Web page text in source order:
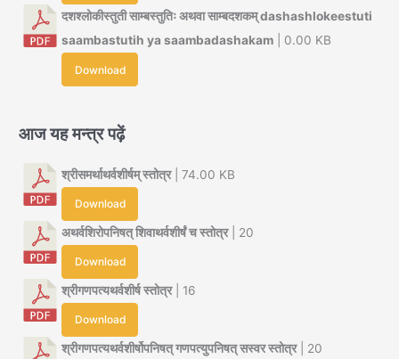
दशश्लोकीस्तुती साम्बस्तुतिः अथवा साम्बदशकम् dashashlokeestuti
saambastutih ya saambadashakam | 0.00 KB
Download
आज यह मन्त्र पढ़ें
श्रीसमर्थाथर्वशीर्षम् स्तोत्र| 74.00 KB
Download
अथर्वशिरोपनिषत् शिवाथर्वशीर्षं च स्तोत्र| 20
Download
श्रीगणपत्यथर्वशीर्ष स्तोत्र| 16
Download
श्रीगणपत्यथर्वशीर्षोपनिषत् गणपत्युपनिषत् सस्वर स्तोत्र| 20